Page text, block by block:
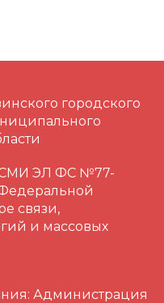
городского
СМИ ЭЛ ФС №77-
связи,
и массовых
Администрация